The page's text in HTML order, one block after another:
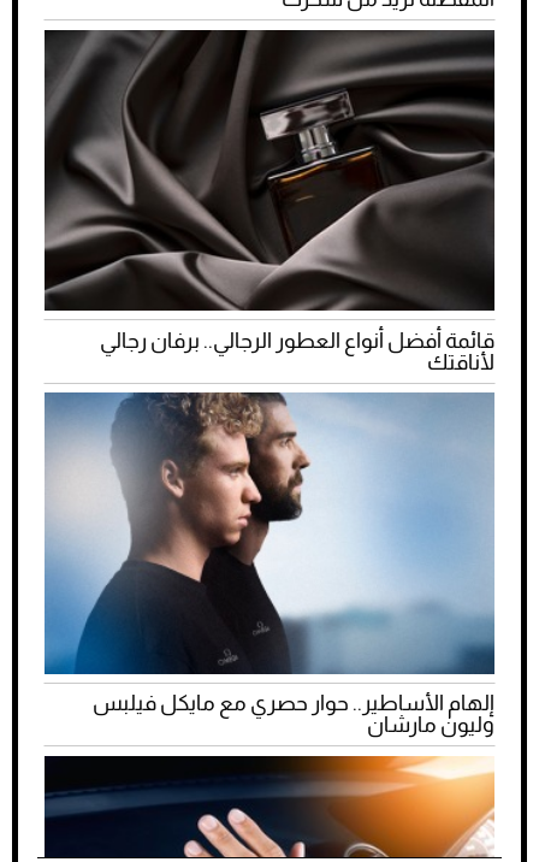
قائمة أفضل أنواع العطور الرجالي.. برفان رجالي
لأناقتك
إلهام الأساطير.. حوار حصري مع مايكل فيلبس
وليون مارشان